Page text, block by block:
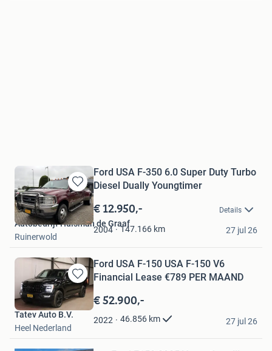
Bewaren
in
Mijn
Favorieten
Ford USA F-350 6.0 Super Duty Turbo
Diesel Dually Youngtimer
€ 12.950,- Details
2004 147.166 km
Autobedrijf Huisman de Graaf
Ruinerwold
27 jul 26
Bewaren
in
Mijn
Favorieten
Ford USA F-150 USA F-150 V6
Financial Lease €789 PER MAAND
€ 52.900,-
2022 46.856 km
Tatev Auto B.V.
Heel Nederland
27 jul 26